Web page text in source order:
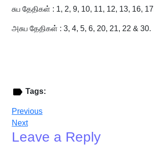
சுப தேதிகள் : 1, 2, 9, 10, 11, 12, 13, 16,
அசுப தேதிகள் : 3, 4, 5, 6, 20, 21, 22 & 30.
Tags:
Previous
Next
Leave a Reply